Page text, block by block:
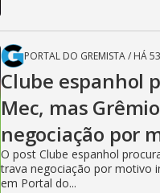
PORTAL DO GREMISTA/ HÁ
Clube espanhol
Mec, mas
negociação por
O post Clube espanhol
trava negociação por motivo
em Portal do...